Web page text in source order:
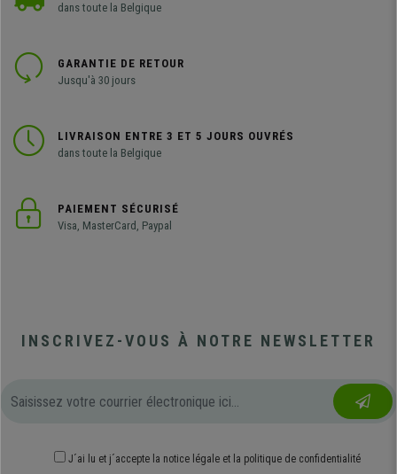
dans toute la Belgique
GARANTIE DE RETOUR
Jusqu'à 30 jours
LIVRAISON ENTRE 3 ET 5 JOURS OUVRÉS
dans toute la Belgique
PAIEMENT SÉCURISÉ
Visa, MasterCard, Paypal
INSCRIVEZ-VOUS À NOTRE NEWSLETTER
J´ai lu et j´accepte la notice légale et la politique de confidentialité